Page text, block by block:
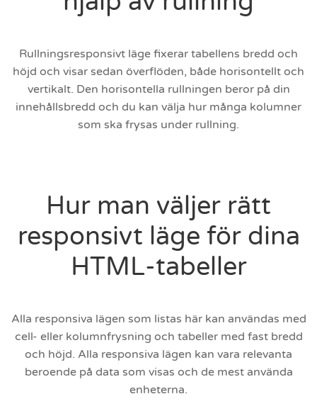
Rullningsresponsivt läge fixerar tabellens bredd och
höjd och visar sedan överflöden, både horisontellt och
vertikalt. Den horisontella rullningen beror på din
innehållsbredd och du kan välja hur många kolumner
som ska frysas under rullning.
Hur man väljer rätt
responsivt läge för dina
HTML-tabeller
Alla responsiva lägen som listas här kan användas med
cell- eller kolumnfrysning och tabeller med fast bredd
och höjd. Alla responsiva lägen kan vara relevanta
beroende på data som visas och de mest använda
enheterna.